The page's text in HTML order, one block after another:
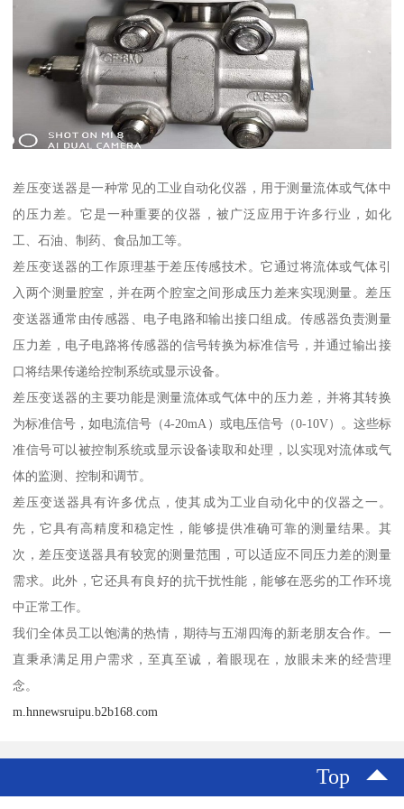
差压变送器是一种常见的工业自动化仪器，用于测量流体或气体中
的压力差。它是一种重要的仪器，被广泛应用于许多行业，如化
工、石油、制药、食品加工等。
差压变送器的工作原理基于差压传感技术。它通过将流体或气体引
入两个测量腔室，并在两个腔室之间形成压力差来实现测量。差压
变送器通常由传感器、电子电路和输出接口组成。传感器负责测量
压力差，电子电路将传感器的信号转换为标准信号，并通过输出接
口将结果传递给控制系统或显示设备。
差压变送器的主要功能是测量流体或气体中的压力差，并将其转换
为标准信号，如电流信号（4-20mA）或电压信号（0-10V）。这些标
准信号可以被控制系统或显示设备读取和处理，以实现对流体或气
体的监测、控制和调节。
差压变送器具有许多优点，使其成为工业自动化中的仪器之一。
先，它具有高精度和稳定性，能够提供准确可靠的测量结果。其
次，差压变送器具有较宽的测量范围，可以适应不同压力差的测量
需求。此外，它还具有良好的抗干扰性能，能够在恶劣的工作环境
中正常工作。
我们全体员工以饱满的热情，期待与五湖四海的新老朋友合作。一
直秉承满足用户需求，至真至诚，着眼现在，放眼未来的经营理
念。
m.hnnewsruipu.b2b168.com
Top